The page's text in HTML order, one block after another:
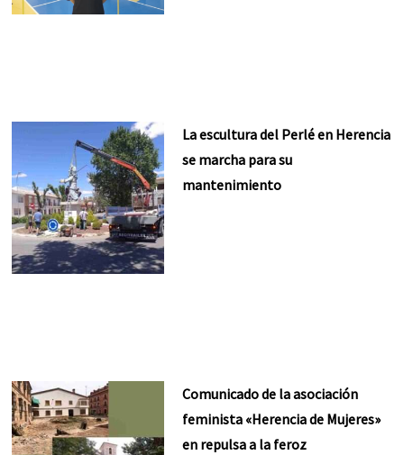
La escultura del Perlé en Herencia
se marcha para su
mantenimiento
Comunicado de la asociación
feminista «Herencia de Mujeres»
en repulsa a la feroz